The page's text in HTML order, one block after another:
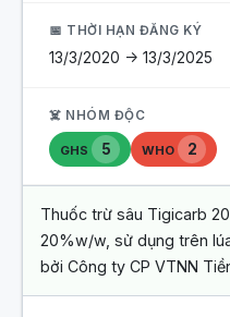
📅 THỜI HẠN ĐĂNG KÝ
13/3/2020 -> 13/3/2025
☠️ NHÓM ĐỘC
GHS 5 WHO 2
Thuốc trừ sâu Tigicarb
20%w/w, sử dụng trên
bởi Công ty CP VTNN